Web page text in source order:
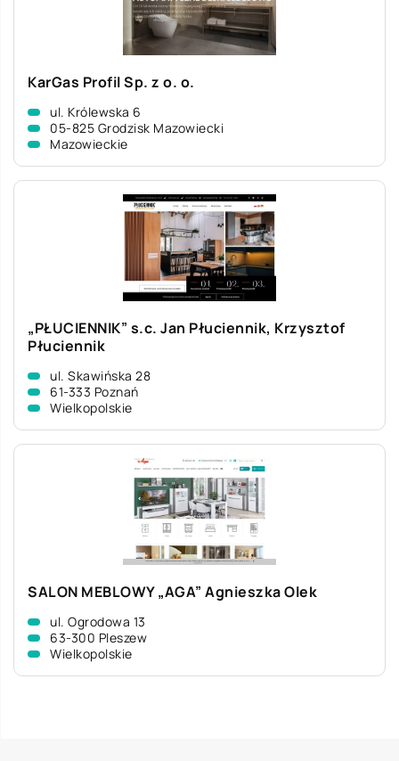
KarGas Profil Sp. z o. o.
ul. Królewska 6
05-825 Grodzisk Mazowiecki
Mazowieckie
„PŁUCIENNIK” s.c. Jan Płuciennik, Krzysztof
Płuciennik
ul. Skawińska 28
61-333 Poznań
Wielkopolskie
SALON MEBLOWY „AGA” Agnieszka Olek
ul. Ogrodowa 13
63-300 Pleszew
Wielkopolskie